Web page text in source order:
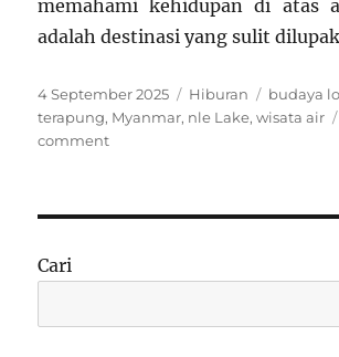
memahami kehidupan di atas
adalah destinasi yang sulit
Posted
on
4 September 2025 Categories
Hiburan Tags
budaya
terapung, Myanmar, nle Lake,wisata air
commenton
Wisata
dengan
Cari